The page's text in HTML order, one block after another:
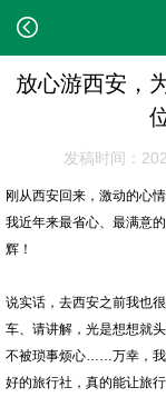
放心游西安，
发稿时间：
刚从西安回来，激动的心
我近年来最省心、最满意
辉！
说实话，去西安之前我也
车、请讲解，光是想想就
不被琐事烦心……万幸，我
好的旅行社，真的能让旅行